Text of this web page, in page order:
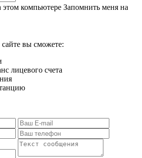
этом компьютере Запомнить меня на
вы сможете:
лицевого счета